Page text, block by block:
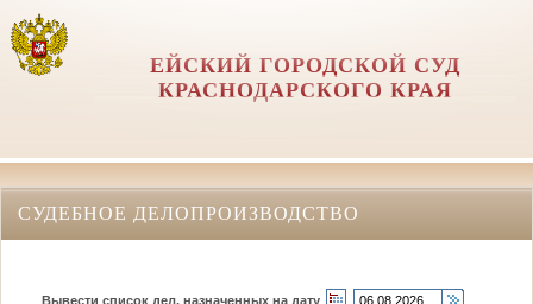
ЕЙСКИЙ ГОРОДСКОЙ СУД
КРАСНОДАРСКОГО КРАЯ
СУДЕБНОЕ ДЕЛОПРОИЗВОДСТВО
Вывести список дел, назначенных на дату